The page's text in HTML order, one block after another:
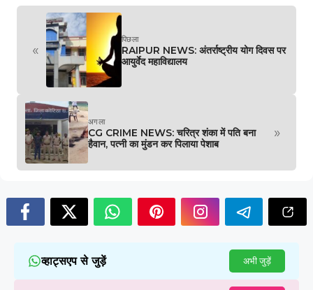
«
पिछला
RAIPUR NEWS: अंतर्राष्ट्रीय योग दिवस पर
आयुर्वेद महाविद्यालय
अगला
CG CRIME NEWS: चरित्र शंका में पति बना
हैवान, पत्नी का मुंडन कर पिलाया पेशाब
»
व्हाट्सएप से जुड़ें अभी जुड़ें